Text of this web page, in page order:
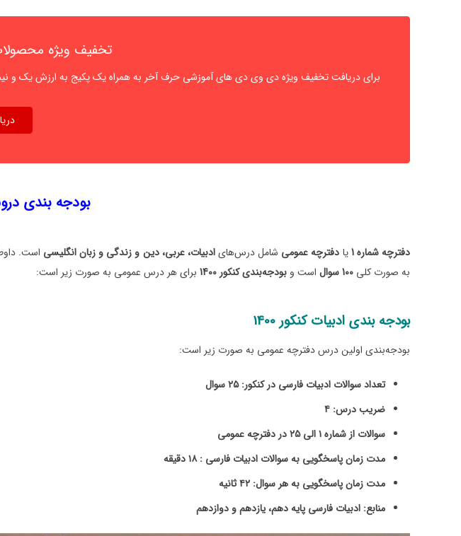
تخفیف ویژه
برای دریافت تخفیف ویژه دی وی دی های آموزشی حرف آخر به همراه یک پکیج به ارزش یک و نیم میلیون تومان
بودجه بندی
دفترچه شماره 1 یا دفترچه عمومی شامل درس‌هایادبیات، عربی، دین و زندگی و زبان انگلیسی است.
به صورت کلی 100 سوال است و بودجه‌بندی کنکور 1400 برای هر درس عمومی به صورت زیر است:
بودجه بندی ادبیات کنکور 1400
بودجه‌بندی اولین درس دفترچه عمومی به صورت زیر است:
تعداد سوالات ادبیات فارسی در کنکور: ۲۵ سوال
ضریب درس: ۴
سوالات از شماره ۱ الی ۲۵ در دفترچه عمومی
مدت زمان پاسخگویی به سوالات ادبیات فارسی : ۱۸ دقیقه
مدت زمان پاسخگویی به هر سوال: ۴۲ ثانیه
منابع: ادبیات فارسی پایه دهم، یازدهم و دوازدهم